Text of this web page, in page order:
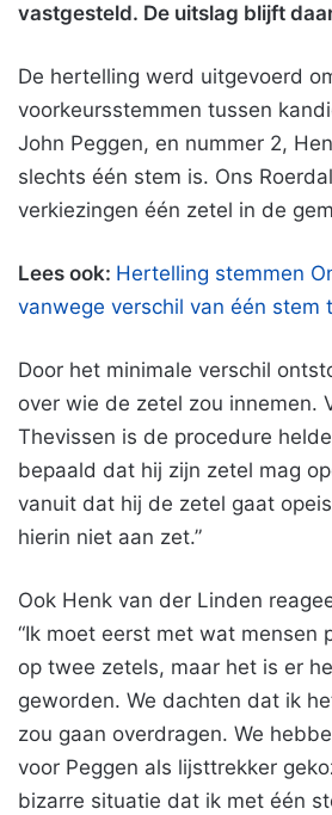
vastgesteld. De uitslag blijft
De hertelling werd uitgevoerd
voorkeursstemmen tussen
John Peggen, en nummer 2,
slechts één stem is. Ons
verkiezingen één zetel in de
Lees ook: Hertelling stemmen
vanwege verschil van één stem
Door het minimale verschil
over wie de zetel zou innemen.
Thevissen is de procedure
bepaald dat hij zijn zetel mag
vanuit dat hij de zetel gaat
hierin niet aan zet.”
Ook Henk van der Linden
“Ik moet eerst met wat mensen
op twee zetels, maar het is er
geworden. We dachten dat ik
zou gaan overdragen. We
voor Peggen als lijsttrekker
bizarre situatie dat ik met één